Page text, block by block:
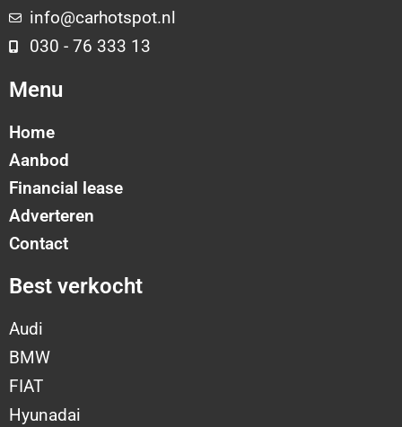
info@carhotspot.nl
030 - 76 333 13
Menu
Home
Aanbod
Financial lease
Adverteren
Contact
Best verkocht
Audi
BMW
FIAT
Hyunadai